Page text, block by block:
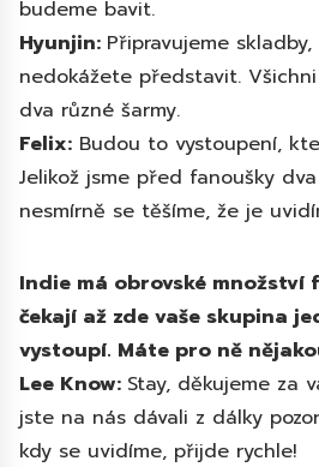
budeme bavit.
Hyunjin: Připravujeme
nedokážete představit.
dva různé šarmy.
Felix: Budou to vystoupení,
Jelikož jsme před fanoušky
nesmírně se těšíme, že je
Indie má obrovské množství
čekají až zde vaše skupina
vystoupí. Máte pro ně
Lee Know: Stay, děkujeme za
jste na nás dávali z dálky
kdy se uvidíme, přijde rychle!